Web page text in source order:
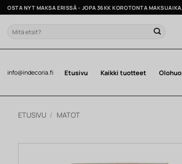
Skip
to
content
OSTA NYT MAKSA ERISSÄ - JOPA 36KK KOROTONTA
Etsi:
info@indecoria.fi Etusivu Kaikki tuotteet
ETUSIVU / MATOT